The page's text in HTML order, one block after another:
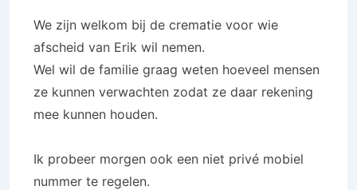
We zijn welkom bij de crematie voor wie
afscheid van Erik wil nemen.
Wel wil de familie graag weten hoeveel mensen
ze kunnen verwachten zodat ze daar rekening
mee kunnen houden.
Ik probeer morgen ook een niet privé mobiel
nummer te regelen.